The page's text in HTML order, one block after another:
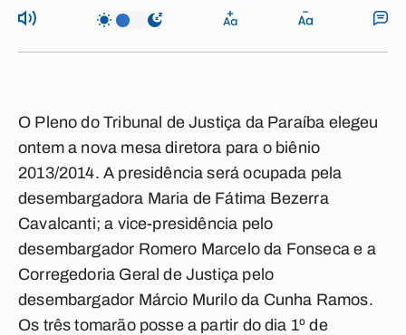
O Pleno do Tribunal de Justiça da Paraíba elegeu
ontem a nova mesa diretora para o biênio
2013/2014. A presidência será ocupada pela
desembargadora Maria de Fátima Bezerra
Cavalcanti; a vice-presidência pelo
desembargador Romero Marcelo da Fonseca e a
Corregedoria Geral de Justiça pelo
desembargador Márcio Murilo da Cunha Ramos.
Os três tomarão posse a partir do dia 1º de